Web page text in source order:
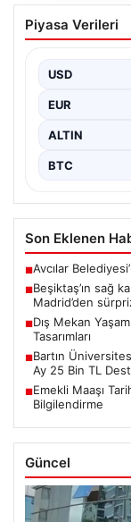
İspanya
Muhammed
alternatif
Piyasa Verileri
USD
EUR
ALTIN
BTC
Son Eklenen
■Avcılar
■Beşiktaş’ın sağ
Madrid’den
■Dış Mekan
Tasarımları
■Bartın
Ay 25 Bin TL
■Emekli Maaşı
Bilgilendirme
Güncel